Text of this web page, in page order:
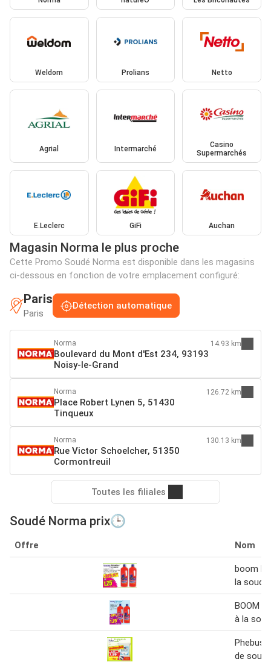
Weldom Prolians Netto
Agrial Intermarché
Casino
Supermarchés
E.Leclerc GiFi Auchan
Magasin Norma le plus proche
Cette Promo Soudé Norma est disponible dans les magasins
ci-dessous en fonction de votre emplacement configuré:
Paris
Paris
Détection automatique
Norma
Boulevard du Mont d'Est 234, 93193
Noisy-le-Grand
14.93 km
Norma
Place Robert Lynen 5, 51430
Tinqueux
126.72 km
Norma
Rue Victor Schoelcher, 51350
Cormontreuil
130.13 km
Toutes les filiales
Soudé Norma prix🕒
Offre Nom
boom
la soude
BOOM
à la
Phebus
de